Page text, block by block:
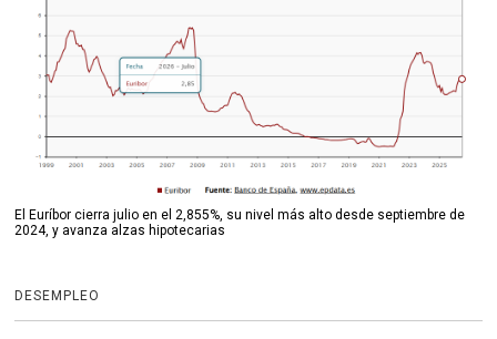
El Euríbor cierra julio en el 2,855%, su nivel más alto desde septiembre de
2024, y avanza alzas hipotecarias
DESEMPLEO